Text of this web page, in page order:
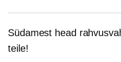
Südamest head
teile!